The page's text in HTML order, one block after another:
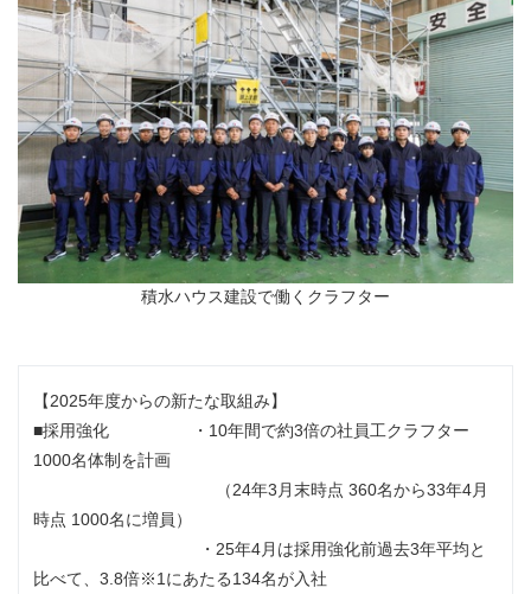
積水ハウス建設で働くクラフター
【2025年度からの新たな取組み】
■採用強化 ・10年間で約3倍の社員工クラフター
1000名体制を計画
（24年3月末時点 360名から33年4月
時点 1000名に増員）
・25年4月は採用強化前過去3年平均と
比べて、3.8倍※1にあたる134名が入社